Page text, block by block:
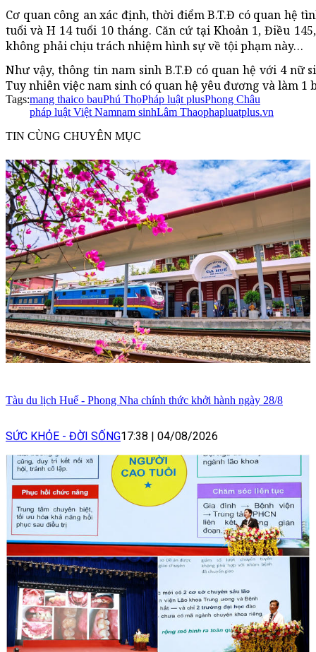
Cơ quan công an xác định, thời điểm B.T.Đ có quan hệ
tuổi và H 14 tuổi 10 tháng. Căn cứ tại Khoản 1, Điều
không phải chịu trách nhiệm hình sự về tội phạm này…
Như vậy, thông tin nam sinh B.T.Đ có quan hệ với 4 nữ
Tuy nhiên việc nam sinh có quan hệ yêu đương và làm
Tags:mang thaico bauPhú ThọPháp luật plusPhong Châu
pháp luật Việt Namnam sinhLâm Thaophapluatplus.vn
TIN CÙNG CHUYÊN MỤC
Tàu du lịch Huế - Phong Nha chính thức khởi hành ngày 28/8
SỨC KHỎE - ĐỜI SỐNG17:38 | 04/08/2026